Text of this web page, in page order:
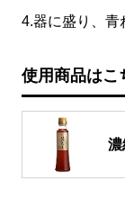
4.器に盛り、青
使用商品はこ
濃